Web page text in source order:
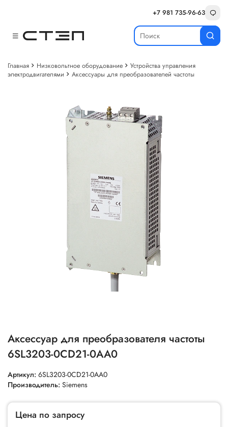
+7 981 735-96-63
Главная Низковольтное оборудование
Устройства управления
электродвигателями
Аксессуары для преобразователей частоты
Аксессуар для преобразователя частоты
6SL3203-0CD21-0AA0
Артикул: 6SL3203-0CD21-0AA0
Производитель: Siemens
Цена по запросу